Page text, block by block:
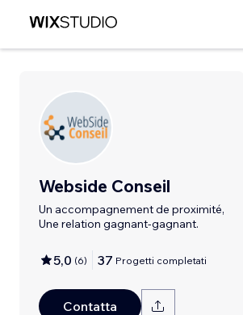
Webside Conseil
Un accompagnement de proximité,
Une relation gagnant-gagnant.
5,0 (6) 37 Progetti completati
Contatta